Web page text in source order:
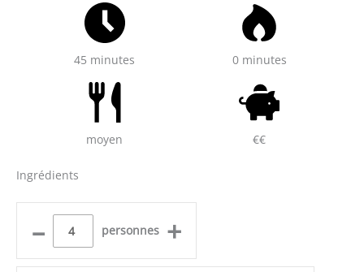
45 minutes 0 minutes
moyen €€
Ingrédients
– personnes +